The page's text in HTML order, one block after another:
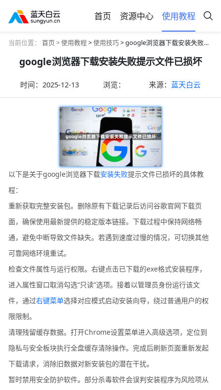
首页 资源中心 使用教程
当前位置： 首页 >使用教程>使用技巧> google浏览器下载安装失败提示文件已损坏
google浏览器下载安装失败提示文件已损坏
时间：2025-12-13 浏览： 来源： 蓝天白云
以下是关于google浏览器下载安装失败提示文件已损坏的具体教
程：
重新获取完整安装包。删除原有下载记录后访问谷歌官网下载页
面，确保使用最新提供的稳定版本链接。下载过程中保持网络畅
通，避免中断导致文件缺失。若遇到速度过慢的情况，可切换其他
可靠网络环境重试。
检查文件属性与运行权限。右键点击已下载的exe格式安装程序，
进入属性窗口取消勾选“只读”选项。接着以管理员身份运行该文
件，通过右键菜单选择对应模式启动安装向导，绕过普通用户的权
限限制。
清理残留缓存数据。打开Chrome设置菜单进入高级选项，定位到
隐私与安全板块执行全盘缓存清除操作。完成后刷新页面重新发起
下载请求，消除旧数据对新安装包的潜在干扰。
暂时禁用安全防护软件。部分杀毒软件会误判安装程序为风险项从